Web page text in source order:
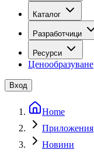
Каталог
Разработчици
Ресурси
Ценообразуване
Вход
Home
Приложения
Новини